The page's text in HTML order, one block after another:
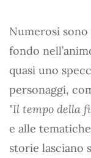
Numerosi
fondo
quasi uno
personaggi,
"Il tempo della
e alle
storie lasciano